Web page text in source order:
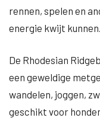
rennen, spelen en
energie kwijt kunnen.
De Rhodesian
een geweldige
wandelen, joggen,
geschikt voor